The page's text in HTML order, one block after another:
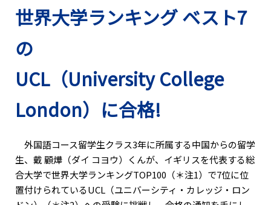
世界大学ランキング ベスト7
の
UCL（University College
London）に合格!
外国語コース留学生クラス3年に所属する中国からの留学
生、戴 顧燁（ダイ コヨウ）くんが、イギリスを代表する総
合大学で世界大学ランキングTOP100（＊注1）で7位に位
置付けられているUCL（ユニバーシティ・カレッジ・ロン